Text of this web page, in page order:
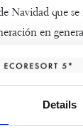
Details
Navidad que
en
familia y